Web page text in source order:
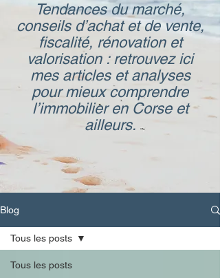
Tendances du marché,
conseils d’achat et de vente,
fiscalité, rénovation et
valorisation : retrouvez ici
mes articles et analyses
pour mieux comprendre
l’immobilier en Corse et
ailleurs.
Blog
Tous les posts
Tous les posts